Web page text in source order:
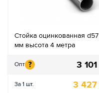
Стойка оцинкованная d57
мм высота 4 метра
Опт ? 3 101
За 1 шт. 3 427